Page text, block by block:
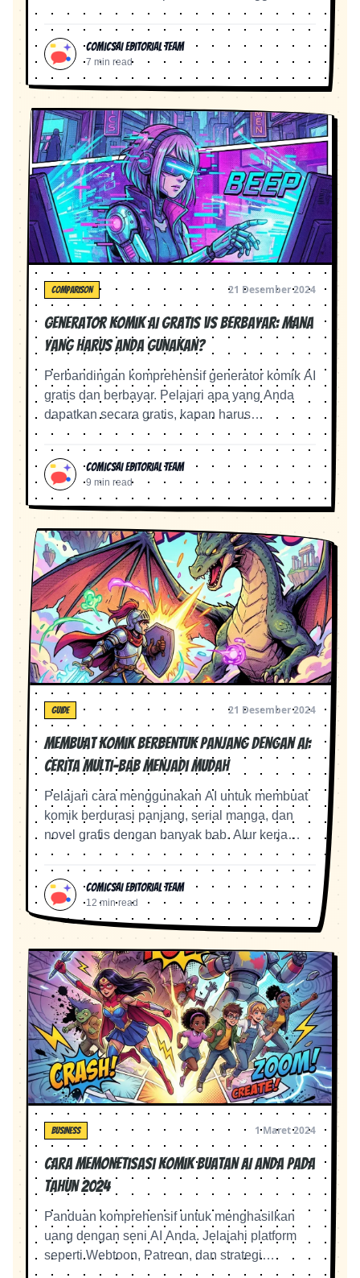
AI—meskipun Anda belum pernah memegang
pensil.
ComicsAI Editorial Team
7 min read
COMPARISON 21 Desember 2024
Generator Komik AI Gratis vs Berbayar: Mana
yang Harus Anda Gunakan?
Perbandingan komprehensif generator komik AI
gratis dan berbayar. Pelajari apa yang Anda
dapatkan secara gratis, kapan harus
melakukan upgrade, dan alat mana yang
menawarkan nilai terbaik.
ComicsAI Editorial Team
9 min read
GUIDE 21 Desember 2024
Membuat Komik Berbentuk Panjang dengan AI:
Cerita Multi-Bab Menjadi Mudah
Pelajari cara menggunakan AI untuk membuat
komik berdurasi panjang, serial manga, dan
novel grafis dengan banyak bab. Alur kerja
lengkap untuk penceritaan berseri.
ComicsAI Editorial Team
12 min read
BUSINESS 1 Maret 2024
Cara Memonetisasi Komik Buatan AI Anda pada
tahun 2024
Panduan komprehensif untuk menghasilkan
uang dengan seni AI Anda. Jelajahi platform
seperti Webtoon, Patreon, dan strategi
merchandise.